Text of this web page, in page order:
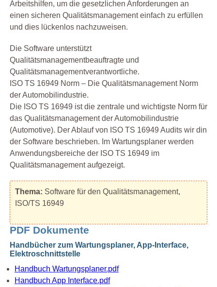
Arbeitshilfen, um die gesetzlichen Anforderungen an
einen sicheren Qualitätsmanagement einfach zu erfüllen
und dies lückenlos nachzuweisen.
Die Software unterstützt
Qualitätsmanagementbeauftragte und
Qualitätsmanagementverantwortliche.
ISO TS 16949 Norm – Die Qualitätsmanagement Norm
der Automobilindustrie.
Die ISO TS 16949 ist die zentrale und wichtigste Norm für
das Qualitätsmanagement der Automobilindustrie
(Automotive). Der Ablauf von ISO TS 16949 Audits wir din
der Software beschrieben. Im Wartungsplaner werden
Anwendungsbereiche der ISO TS 16949 im
Qualitätsmanagement aufgezeigt.
Thema: Software für den Qualitätsmanagement,
ISO/TS 16949
PDF Dokumente
Handbücher zum Wartungsplaner, App-Interface,
Elektroschnittstelle
Handbuch Wartungsplaner.pdf
Handbuch App Interface.pdf